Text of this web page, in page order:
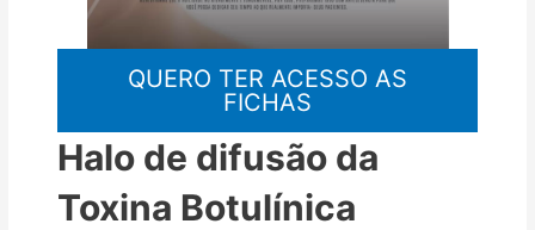
QUERO TER ACESSO AS
FICHAS
Halo de difusão da
Toxina Botulínica